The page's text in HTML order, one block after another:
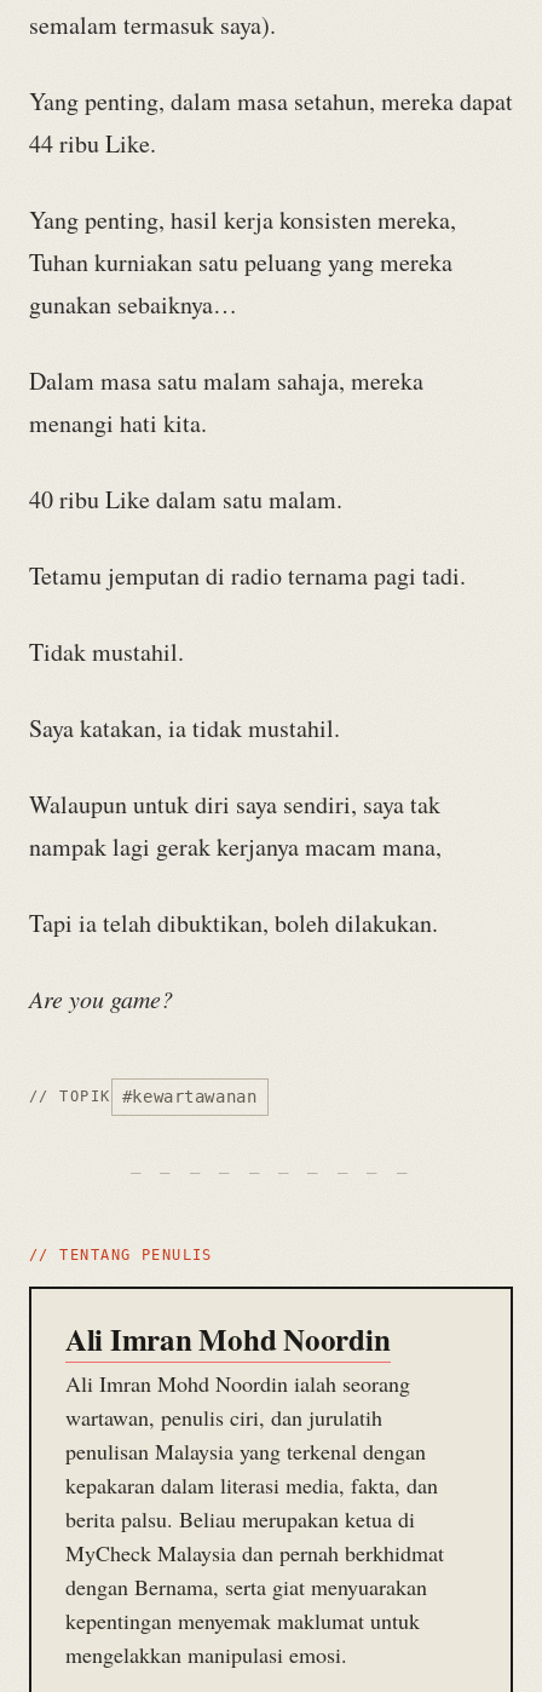
semalam termasuk saya).
Yang penting, dalam masa setahun, mereka dapat
44 ribu Like.
Yang penting, hasil kerja konsisten mereka,
Tuhan kurniakan satu peluang yang mereka
gunakan sebaiknya…
Dalam masa satu malam sahaja, mereka
menangi hati kita.
40 ribu Like dalam satu malam.
Tetamu jemputan di radio ternama pagi tadi.
Tidak mustahil.
Saya katakan, ia tidak mustahil.
Walaupun untuk diri saya sendiri, saya tak
nampak lagi gerak kerjanya macam mana,
Tapi ia telah dibuktikan, boleh dilakukan.
Are you game?
// TOPIK #kewartawanan
// TENTANG PENULIS
Ali Imran Mohd Noordin
Ali Imran Mohd Noordin ialah seorang
wartawan, penulis ciri, dan jurulatih
penulisan Malaysia yang terkenal dengan
kepakaran dalam literasi media, fakta, dan
berita palsu. Beliau merupakan ketua di
MyCheck Malaysia dan pernah berkhidmat
dengan Bernama, serta giat menyuarakan
kepentingan menyemak maklumat untuk
mengelakkan manipulasi emosi.